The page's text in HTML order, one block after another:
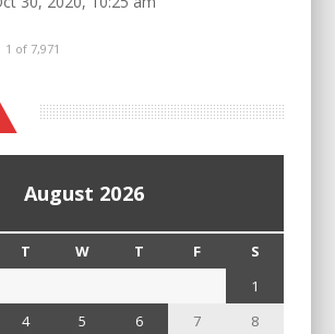
1 of 7,971
August 2026
T W T F
S
1
4 5 6 7
8